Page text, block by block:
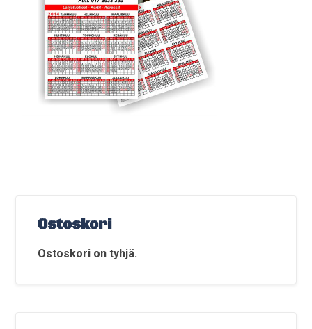
Ostoskori
Ostoskori on tyhjä.